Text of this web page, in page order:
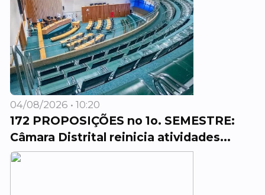
04/08/2026 • 10:20
172 PROPOSIÇÕES no 1o. SEMESTRE:
Câmara Distrital reinicia atividades...